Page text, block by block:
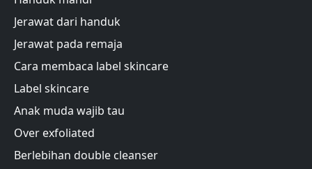
Jerawat dari handuk
Jerawat pada remaja
Cara membaca label skincare
Label skincare
Anak muda wajib tau
Over exfoliated
Berlebihan double cleanser